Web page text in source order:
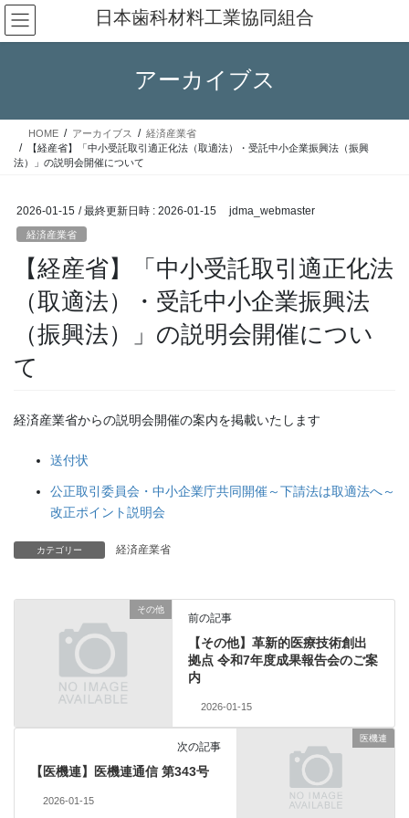
コ
ン
テ
ス
ナ
ビ
ゲ
ン
日本歯科材料工業協同組合
アーカイブス
HOME アーカイブス
経済産業省
【経産省】「中小受託取引適正化法（取適法）・受託中小企業振興法（振興
法）」の説明会開催について
2026-01-15 / 最終更新日時 : 2026-01-15 jdma_webmaster
経済産業省
【経産省】「中小受託取引適正化法
（取適法）・受託中小企業振興法
（振興法）」の説明会開催につい
て
経済産業省からの説明会開催の案内を掲載いたします
送付状
公正取引委員会・中小企業庁共同開催～下請法は取適法へ～
改正ポイント説明会
カテゴリー 経済産業省
その他
前の記事
【その他】革新的医療技術創出
拠点 令和7年度成果報告会のご案
内
2026-01-15
医機連
次の記事
【医機連】医機連通信 第343号
2026-01-15